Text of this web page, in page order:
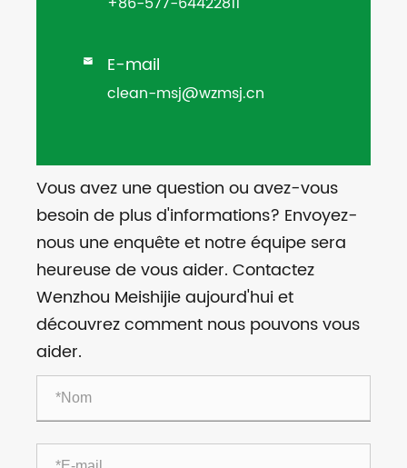
 E-mail
clean-msj@wzmsj.cn
Vous avez une question ou avez-vous
besoin de plus d'informations? Envoyez-
nous une enquête et notre équipe sera
heureuse de vous aider. Contactez
Wenzhou Meishijie aujourd'hui et
découvrez comment nous pouvons vous
aider.